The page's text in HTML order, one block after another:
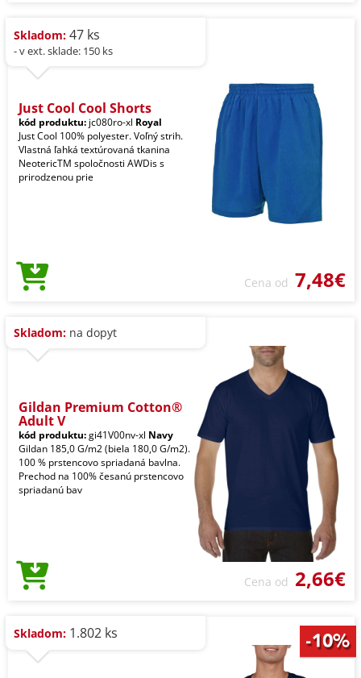
Skladom: 47 ks
- v ext. sklade: 150 ks
Just Cool Cool Shorts
kód produktu: jc080ro-xl Royal
Just Cool 100% polyester. Voľný strih.
Vlastná ľahká textúrovaná tkanina
NeotericTM spoločnosti AWDis s
prirodzenou prie
Cena od 7,48€
Skladom: na dopyt
Gildan Premium Cotton®
Adult V
kód produktu:gi41V00nv-xl Navy
Gildan 185,0 G/m2 (biela 180,0 G/m2).
100 % prstencovo spriadaná bavlna.
Prechod na 100% česanú prstencovo
spriadanú bav
Cena od 2,66€
Skladom: 1.802 ks